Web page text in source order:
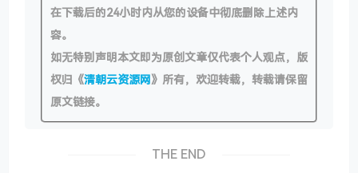
在下载后的24小时内从您的设备中彻底删除上述内
容。
如无特别声明本文即为原创文章仅代表个人观点，版
权归《清朝云资源网》所有，欢迎转载，转载请保留
原文链接。
THE END